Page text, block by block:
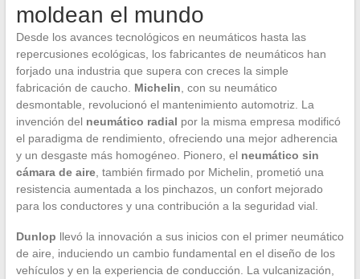
moldean el mundo
Desde los avances tecnológicos en neumáticos hasta las
repercusiones ecológicas, los fabricantes de neumáticos han
forjado una industria que supera con creces la simple
fabricación de caucho. Michelin , con su neumático
desmontable, revolucionó el mantenimiento automotriz. La
invención del neumático radial por la misma empresa modificó
el paradigma de rendimiento, ofreciendo una mejor adherencia
y un desgaste más homogéneo. Pionero, el neumático sin
cámara de aire, también firmado por Michelin, prometió una
resistencia aumentada a los pinchazos, un confort mejorado
para los conductores y una contribución a la seguridad vial.
Dunlop llevó la innovación a sus inicios con el primer neumático
de aire, induciendo un cambio fundamental en el diseño de los
vehículos y en la experiencia de conducción. La vulcanización,